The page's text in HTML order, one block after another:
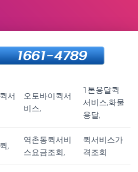
서
오토바이퀵서
비스,
1톤용달퀵
서비스,화물
용달,
,
역촌동퀵서비
스요금조회,
퀵서비스가
격조회